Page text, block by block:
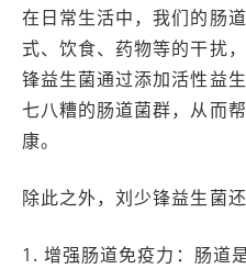
在日常生活中，我们的肠
式、饮食、药物等的干扰
锋益生菌通过添加活性益
七八糟的肠道菌群，从而
康。
除此之外，刘少锋益生菌
1. 增强肠道免疫力：肠道